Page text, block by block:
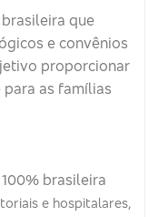
que
e convênios
proporcionar
as famílias
brasileira
e hospitalares,